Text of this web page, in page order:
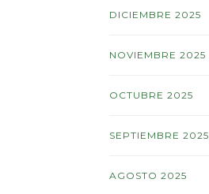
DICIEMBRE 2025
NOVIEMBRE 2025
OCTUBRE 2025
SEPTIEMBRE 2025
AGOSTO 2025